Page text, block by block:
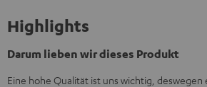
Highlights
Darum lieben wir dieses Produkt
Eine hohe Qualität ist uns wichtig, deswegen